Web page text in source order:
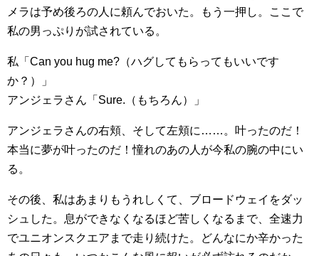
メラは予め後ろの人に頼んでおいた。もう一押し。ここで
私の男っぷりが試されている。
私「Can you hug me?（ハグしてもらってもいいです
か？）」
アンジェラさん「Sure.（もちろん）」
アンジェラさんの右頬、そして左頬に……。叶ったのだ！
本当に夢が叶ったのだ！憧れのあの人が今私の腕の中にい
る。
その後、私はあまりもうれしくて、ブロードウェイをダッ
シュした。息ができなくなるほど苦しくなるまで、全速力
でユニオンスクエアまで走り続けた。どんなにか辛かった